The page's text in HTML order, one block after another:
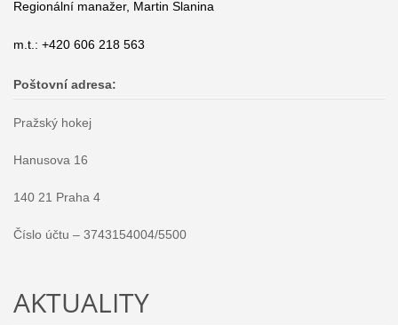
Regionální manažer, Martin Slanina
m.t.: +420 606 218 563
Poštovní adresa:
Pražský hokej
Hanusova 16
140 21 Praha 4
Číslo účtu – 3743154004/5500
AKTUALITY